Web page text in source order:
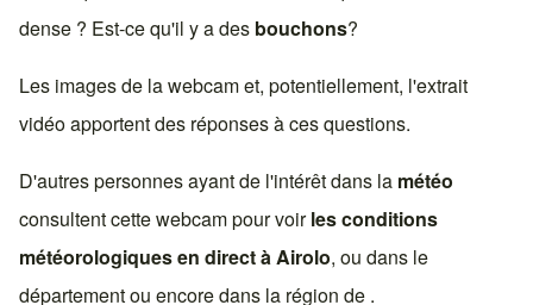
dense ? Est-ce qu'il y a des bouchons?
Les images de la webcam et, potentiellement, l'extrait
vidéo apportent des réponses à ces questions.
D'autres personnes ayant de l'intérêt dans la météo
consultent cette webcam pour voirles conditions
météorologiques en direct àAirolo, ou dans le
département ou encore dans la région de .